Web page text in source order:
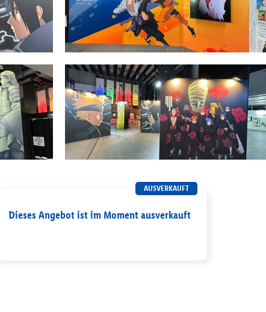
AUSVERKAUFT
Dieses Angebot ist im Moment ausverkauft